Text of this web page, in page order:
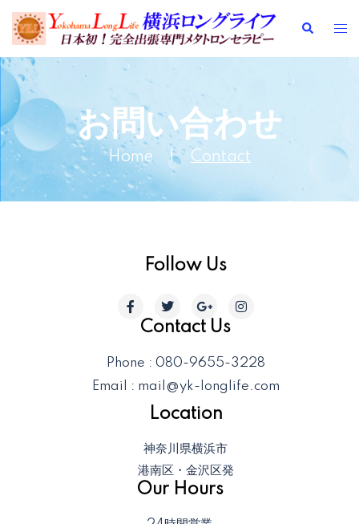
お問い合わせ
Home | Contact
Our Hours
Location
神奈川県横浜市
港南区・金沢区発
Contact Us
Phone : 080-9655-3228
Email : mail@yk-longlife.com
Follow Us